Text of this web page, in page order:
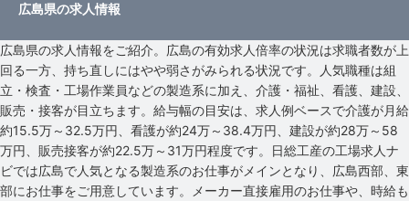
広島県の求人情報
広島県の求人情報をご紹介。広島の有効求人倍率の状況は求職者数が上
回る一方、持ち直しにはやや弱さがみられる状況です。人気職種は組
立・検査・工場作業員などの製造系に加え、介護・福祉、看護、建設、
販売・接客が目立ちます。給与幅の目安は、求人例ベースで介護が月給
約15.5万～32.5万円、看護が約24万～38.4万円、建設が約28万～58
万円、販売接客が約22.5万～31万円程度です。日総工産の工場求人ナ
ビでは広島で人気となる製造系のお仕事がメインとなり、広島西部、東
部にお仕事をご用意しています。メーカー直接雇用のお仕事や、時給も